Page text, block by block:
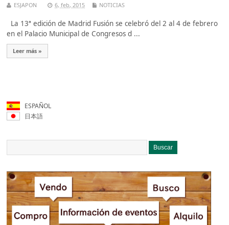
ESJAPON 6, feb, 2015 NOTICIAS
La 13ª edición de Madrid Fusión se celebró del 2 al 4 de febrero
en el Palacio Municipal de Congresos d ...
Leer más »
ESPAÑOL
日本語